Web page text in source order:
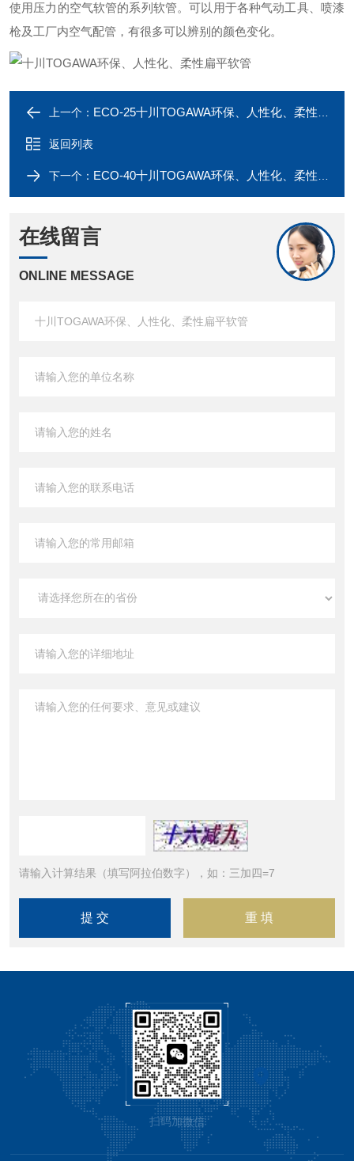
使用压力的空气软管的系列软管。可以用于各种气动工具、喷漆
枪及工厂内空气配管，有很多可以辨别的颜色变化。
上一个： ECO-25十川TOGAWA环保、人性化、柔性扁平软管
返回列表
下一个： ECO-40十川TOGAWA环保、人性化、柔性扁平软管
在线留言
ONLINE MESSAGE
请输入计算结果（填写阿拉伯数字），如：三加四=7
扫码加微信